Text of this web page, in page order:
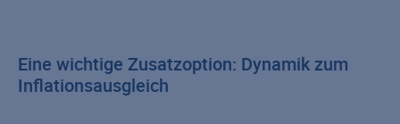
Eine wichtige Zusatzoption: Dynamik zum
Inflationsausgleich